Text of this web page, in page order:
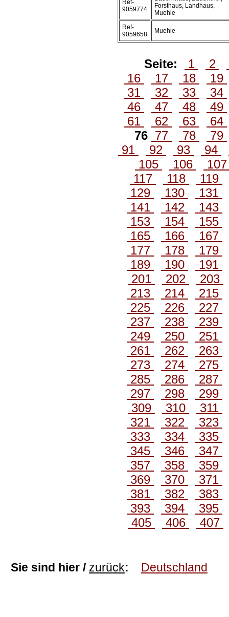
Ref-
9059774
Forsthaus, Landhaus,
Muehle
Ref-
9059658
Muehle
Seite: 1 2
16
17 18
19
31
32 33
34
46
47 48
49
61
62 63
64
76 77 78
79
91
92 93 94
105
106
117
118
119
129
130
131
141
142
143
153
154
155
165
166
167
177
178
179
189
190
191
201
202
203
213
214
215
225
226
227
237
238
239
249
250
251
261
262
263
273
274
275
285
286
287
297
298
299
309
310
311
321
322
323
333
334
335
345
346
347
357
358
359
369
370
371
381
382
383
393
394
395
405
406 407
Sie sind hier / zurück: Deutschland